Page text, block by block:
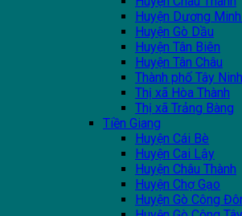
Huyện Dương Minh
Huyện Gò Dầu
Huyện Tân Biên
Huyện Tân Châu
Thành phố Tây Ninh
Thị xã Hòa Thành
Thị xã Trảng Bàng
Tiền Giang
Huyện Cái Bè
Huyện Cai Lậy
Huyện Châu Thành
Huyện Chợ Gạo
Huyện Gò Công